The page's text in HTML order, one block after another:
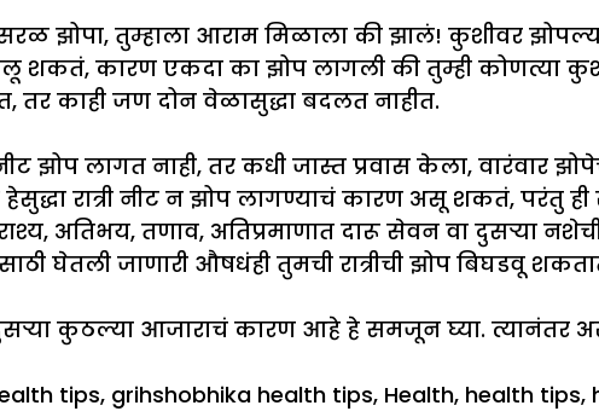
झोपा, तुम्हाला आराम मिळाला की झालं! कुशीवर
शकतं, कारण एकदा का झोप लागली की तुम्ही कोणत्या
तर काही जण दोन वेळासुद्धा बदलत नाहीत.
लागत नाही, तर कधी जास्त प्रवास केला, वारंवार
रात्री नीट न झोप लागण्याचं कारण असू शकतं, परंतु
अतिभय, तणाव, अतिप्रमाणात दारू सेवन वा दुसऱ्या
घेतली जाणारी औषधंही तुमची रात्रीची झोप बिघडवू
कुठल्या आजाराचं कारण आहे हे समजून घ्या. त्यानंतर असं
tips, grihshobhika health tips, Health, health tips,